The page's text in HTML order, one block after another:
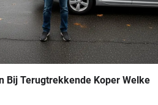
Bij Terugtrekkende Koper Welke